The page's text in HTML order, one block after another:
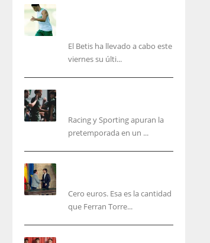
El Betis ha llevado a cabo este
viernes su últi...
Racing y Sporting apuran la
pretemporada en un ...
Cero euros. Esa es la cantidad
que Ferran Torre...